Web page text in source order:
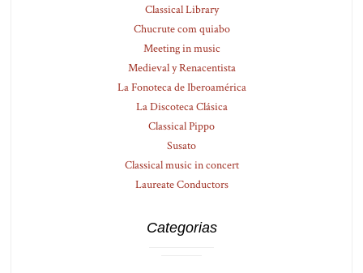
Classical Library
Chucrute com quiabo
Meeting in music
Medieval y Renacentista
La Fonoteca de Iberoamérica
La Discoteca Clásica
Classical Pippo
Susato
Classical music in concert
Laureate Conductors
Categorias